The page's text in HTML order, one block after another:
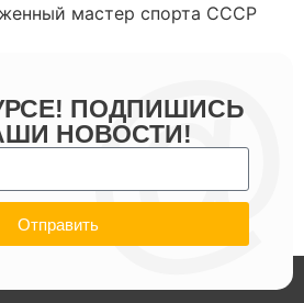
мастер спорта СССР
ПОДПИШИСЬ
НОВОСТИ!
Отправить